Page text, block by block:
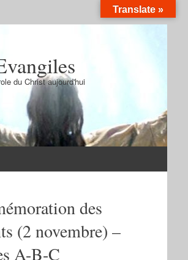
du Christ aujourd'hui
des
(2 novembre) –
A-B-C
Translate »